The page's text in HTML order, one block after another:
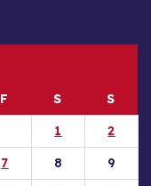
F S
S
1
2
7 8
9